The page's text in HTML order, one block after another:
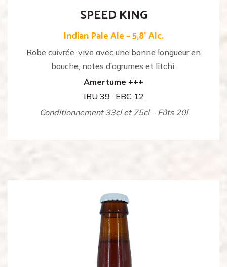
SPEED KING
Indian Pale Ale – 5,8° Alc.
Robe cuivrée, vive avec une bonne longueur en
bouche, notes d’agrumes et litchi.
Amertume +++
IBU 39· EBC 12
Conditionnement 33cl et 75cl – Fûts 20l